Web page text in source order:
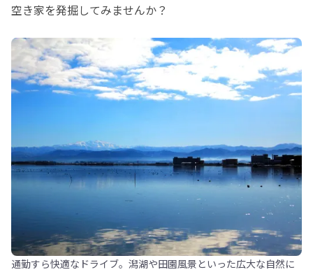
空き家を発掘してみませんか？
通勤すら快適なドライブ。潟湖や田園風景といった広大な自然に